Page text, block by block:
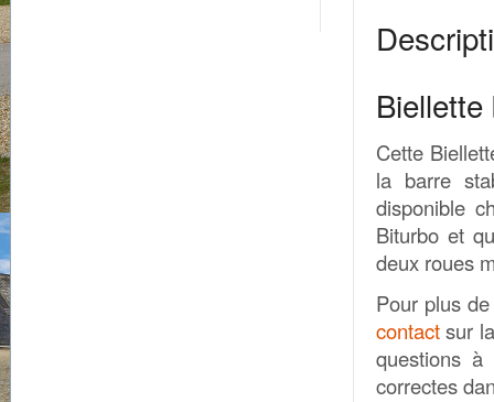
Cette
la barre
disponible
Biturbo et
deux roues
Pour plus
contactsur
questions
correctes